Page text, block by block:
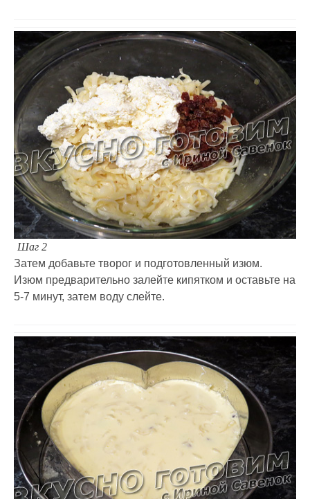
Шаг 2
Затем добавьте творог и подготовленный изюм.
Изюм предварительно залейте кипятком и оставьте на
5-7 минут, затем воду слейте.